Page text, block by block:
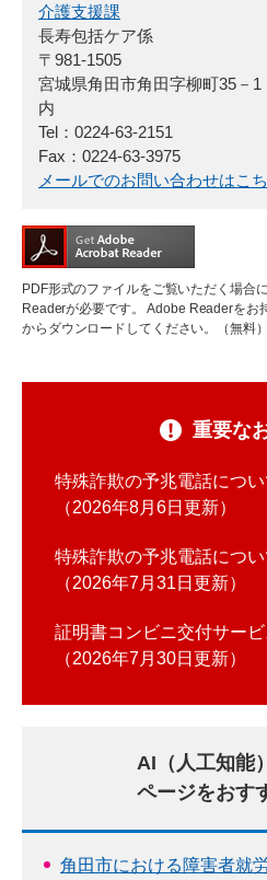
介護支援課
長寿包括ケア係
〒981-1505
宮城県角田市角田字柳町35－
内
Tel：0224-63-2151
Fax：0224-63-3975
メールでのお問い合わせはこ
PDF形式のファイルをご覧いただく場合
Readerが必要です。
Adobe Readerをお
からダウンロードしてください。（無料）
重要な
特殊詐欺の予兆電話につい
2026年8月6日更新
特殊詐欺の予兆電話につい
2026年7月31日更新
証明書コンビニ交付サー
2026年7月30日更新
AI（人工知能
ページをおす
角田市における障害者就